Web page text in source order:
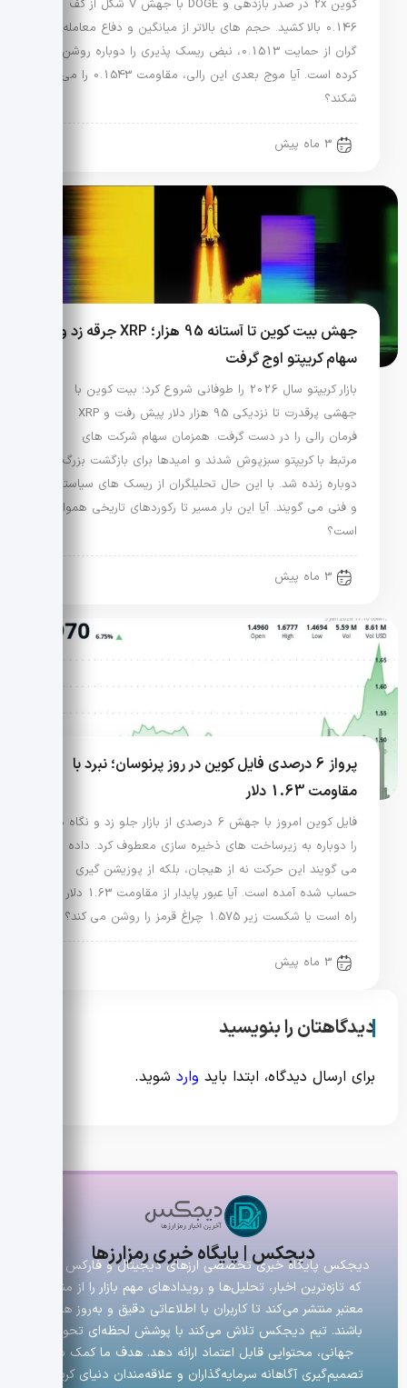
کوین 2x در صدر بازدهی و DOGE با جهش V شکل از کف
0.146 بالا کشید. حجم های بالاتر از میانگین و دفاع معامله
گران از حمایت 0.1513، نبض ریسک پذیری را دوباره روشن
کرده است. آیا موج بعدی این رالی، مقاومت 0.1543 را می
شکند؟
3 ماه پیش
جهش بیت کوین تا آستانه 95 هزار؛ XRP جرقه زد و
سهام کریپتو اوج گرفت
بازار کریپتو سال 2026 را طوفانی شروع کرد؛ بیت کوین با
جهشی پرقدرت تا نزدیکی 95 هزار دلار پیش رفت و XRP
فرمان رالی را در دست گرفت. همزمان سهام شرکت های
مرتبط با کریپتو سبزپوش شدند و امیدها برای بازگشت بزرگ
دوباره زنده شد. با این حال تحلیلگران از ریسک های سیاستی
و فنی می گویند. آیا این بار مسیر تا رکوردهای تاریخی هموار
است؟
3 ماه پیش
پرواز 6 درصدی فایل کوین در روز پرنوسان؛ نبرد با
مقاومت 1.63 دلار
فایل کوین امروز با جهش 6 درصدی از بازار جلو زد و نگاه ها
را دوباره به زیرساخت های ذخیره سازی معطوف کرد. داده ها
می گویند این حرکت نه از هیجان، بلکه از پوزیشن گیری
حساب شده آمده است. آیا عبور پایدار از مقاومت 1.63 دلار در
راه است یا شکست زیر 1.575 چراغ قرمز را روشن می کند؟
3 ماه پیش
دیدگاهتان را بنویسید
برای ارسال دیدگاه، ابتدا باید وارد شوید.
دیجکس | پایگاه خبری رمزارزها
دیجکس پایگاه خبری تخصصی ارزهای دیجیتال و فارکس است
که تازه‌ترین اخبار، تحلیل‌ها و رویدادهای مهم بازار را از منابع
معتبر منتشر می‌کند تا کاربران با اطلاعاتی دقیق و به‌روز همراه
باشند. تیم دیجکس تلاش می‌کند با پوشش لحظه‌ای تحولات
جهانی، محتوایی قابل اعتماد ارائه دهد. هدف ما کمک به
تصمیم‌گیری آگاهانه سرمایه‌گذاران و علاقه‌مندان دنیای کریپتو